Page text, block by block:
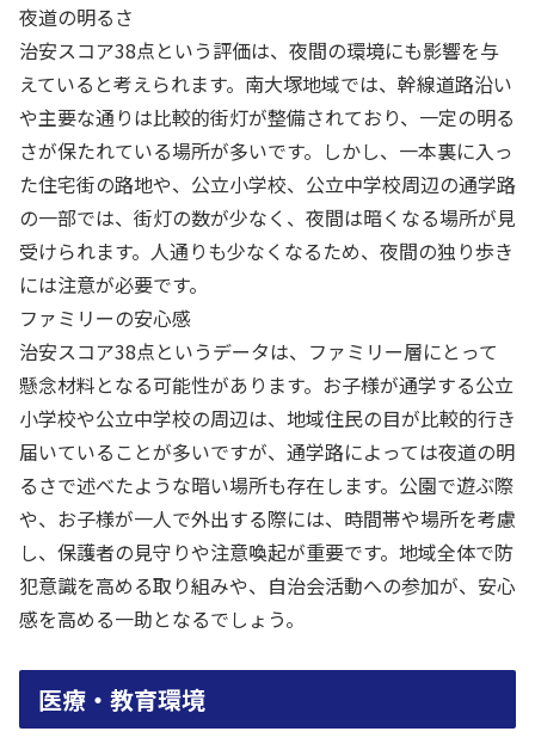
夜道の明るさ
治安スコア38点という評価は、夜間の環境にも影響を与
えていると考えられます。南大塚地域では、幹線道路沿い
や主要な通りは比較的街灯が整備されており、一定の明る
さが保たれている場所が多いです。しかし、一本裏に入っ
た住宅街の路地や、公立小学校、公立中学校周辺の通学路
の一部では、街灯の数が少なく、夜間は暗くなる場所が見
受けられます。人通りも少なくなるため、夜間の独り歩き
には注意が必要です。
ファミリーの安心感
治安スコア38点というデータは、ファミリー層にとって
懸念材料となる可能性があります。お子様が通学する公立
小学校や公立中学校の周辺は、地域住民の目が比較的行き
届いていることが多いですが、通学路によっては夜道の明
るさで述べたような暗い場所も存在します。公園で遊ぶ際
や、お子様が一人で外出する際には、時間帯や場所を考慮
し、保護者の見守りや注意喚起が重要です。地域全体で防
犯意識を高める取り組みや、自治会活動への参加が、安心
感を高める一助となるでしょう。
医療・教育環境